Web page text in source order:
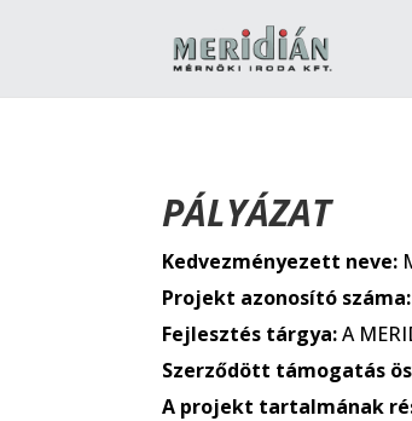
PÁLYÁZAT
Kedvezményezett neve:
Projekt azonosító száma:
Fejlesztés tárgya:A
Szerződött támogatás
A projekt tartalmának